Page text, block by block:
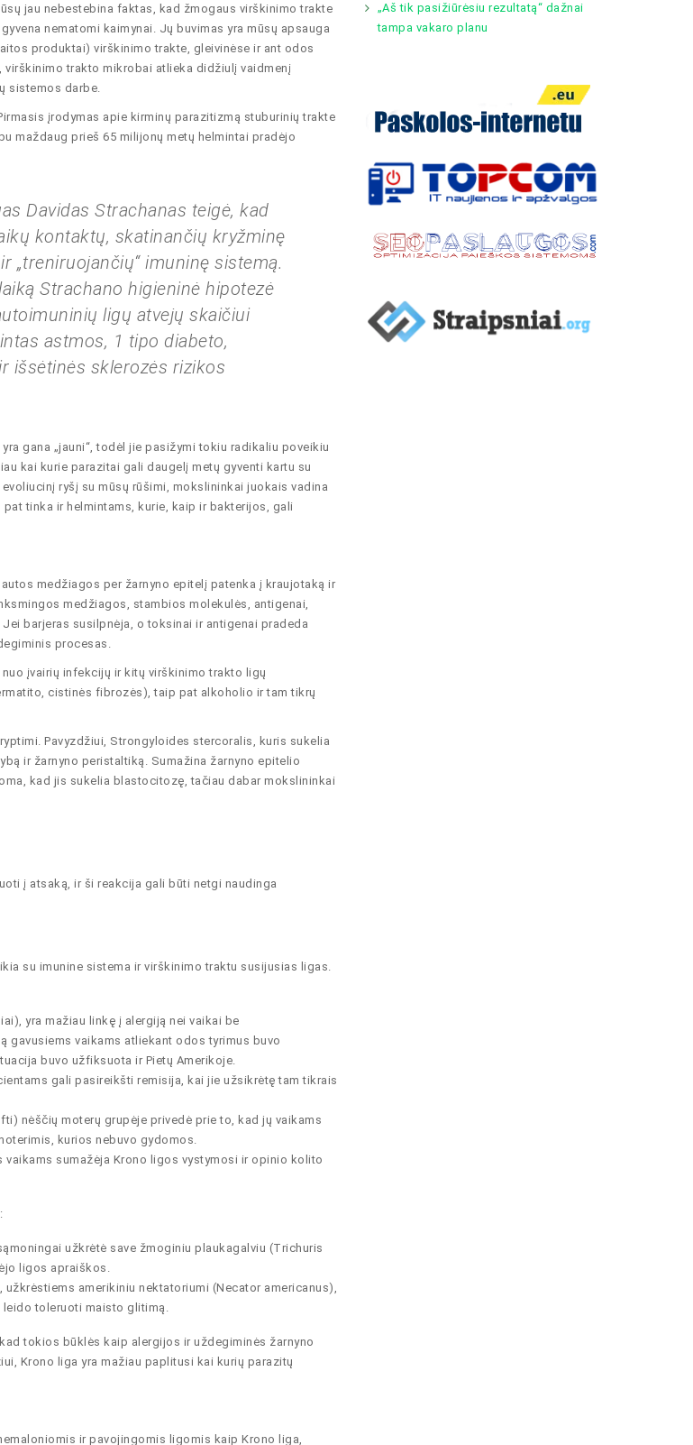
jau nebestebina faktas, kad žmogaus virškinimo trakte
nematomi kaimynai. Jų buvimas yra mūsų apsauga
produktai) virškinimo trakte, gleivinėse ir ant odos
trakto mikrobai atlieka didžiulį vaidmenį
sistemos darbe.
įrodymas apie kirminų parazitizmą stuburinių trakte
maždaug prieš 65 milijonų metų helmintai pradėjo
Davidas Strachanas teigė, kad
kontaktų, skatinančių kryžminę
„treniruojančių“ imuninę sistemą.
Strachano higieninė hipotezė
ligų atvejų skaičiui
astmos, 1 tipo diabeto,
išsėtinės sklerozės rizikos
gana „jauni“, todėl jie pasižymi tokiu radikaliu poveikiu
kai kurie parazitai gali daugelį metų gyventi kartu su
ryšį su mūsų rūšimi, mokslininkai juokais vadina
tinka ir helmintams, kurie, kaip ir bakterijos, gali
medžiagos per žarnyno epitelį patenka į kraujotaką ir
medžiagos, stambios molekulės, antigenai,
barjeras susilpnėja, o toksinai ir antigenai pradeda
procesas.
įvairių infekcijų ir kitų virškinimo trakto ligų
cistinės fibrozės), taip pat alkoholio ir tam tikrų
Pavyzdžiui, Strongyloides stercoralis, kuris sukelia
ir žarnyno peristaltiką. Sumažina žarnyno epitelio
kad jis sukelia blastocitozę, tačiau dabar mokslininkai
į atsaką, ir ši reakcija gali būti netgi naudinga
su imunine sistema ir virškinimo traktu susijusias ligas.
yra mažiau linkę į alergiją nei vaikai be
gavusiems vaikams atliekant odos tyrimus buvo
buvo užfiksuota ir Pietų Amerikoje.
gali pasireikšti remisija, kai jie užsikrėtę tam tikrais
nėščių moterų grupėje privedė prie to, kad jų vaikams
kurios nebuvo gydomos.
sumažėja Krono ligos vystymosi ir opinio kolito
užkrėtė save žmoginiu plaukagalviu (Trichuris
ligos apraiškos.
amerikiniu nektatoriumi (Necator americanus),
toleruoti maisto glitimą.
tokios būklės kaip alergijos ir uždegiminės žarnyno
Krono liga yra mažiau paplitusi kai kurių parazitų
ir pavojingomis ligomis kaip Krono liga,
„Aš tik pasižiūrėsiu rezultatą“ dažnai
tampa vakaro planu